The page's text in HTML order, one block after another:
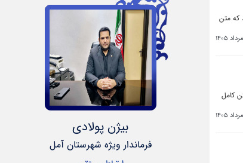
که متن
کامل
بیژن پولادی
فرماندار ویژه شهرستان آمل